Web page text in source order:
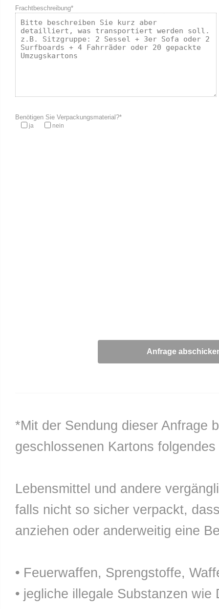
Frachtbeschreibung*
Benötigen Sie Verpackungsmaterial?*
ja nein
*Mit der Sendung dieser Anfrage
geschlossenen Kartons
Lebensmittel und andere
falls nicht so sicher verpackt,
anziehen oder anderweitig eine
• Feuerwaffen, Sprengstoffe,
• jegliche illegale Substanzen